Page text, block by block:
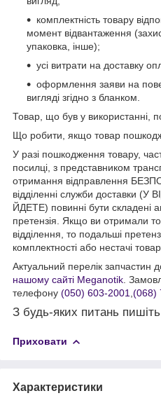
комплектність товару
момент відвантаження
упаковка, інше);
усі витрати на доставку
оформлення заяви на
вигляді згідно з бланком.
Товар, що був у використанні,
Що робити, якщо товар
У разі пошкодження товару,
посилці, з представником
отримання відправлення
відділенні служби доставки
ЙДЕТЕ) повинні бути складені
претензія. Якщо ви отримали
відділення, то подальші
комплектності або нестачі
Актуальний перелік запчастин
нашому сайті Meganotik .
телефону (050) 603-2001 (068)
З будь-яких питань
Приховати
Характеристики